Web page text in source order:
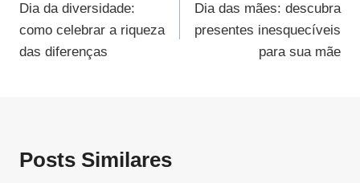
De
Post
Dia da diversidade:
como celebrar a riqueza
das diferenças
Dia das mães: descubra
presentes inesquecíveis
para sua mãe
Posts Similares